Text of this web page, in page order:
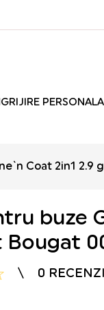
PERSONALA
Coat 2in1 2.9
buze
Bougat
0